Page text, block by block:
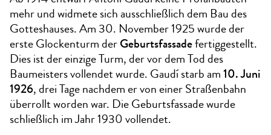
mehr und widmete sich ausschließlich dem Bau des
Gotteshauses. Am 30. November 1925 wurde der
erste Glockenturm derGeburtsfassadefertiggestellt.
Dies ist der einzige Turm, der vor dem Tod des
Baumeisters vollendet wurde. Gaudí starb am10. Juni
1926, drei Tage nachdem er von einer Straßenbahn
überrollt worden war. Die Geburtsfassade wurde
schließlich im Jahr 1930 vollendet.